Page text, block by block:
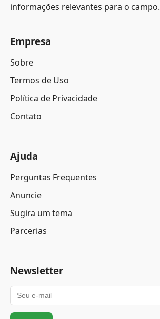
informações relevantes para o campo.
Empresa
Sobre
Termos de Uso
Política de Privacidade
Contato
Ajuda
Perguntas Frequentes
Anuncie
Sugira um tema
Parcerias
Newsletter